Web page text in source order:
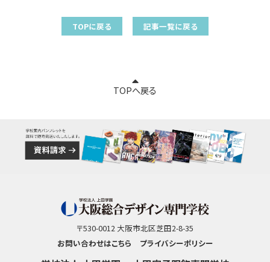
TOPに戻る 記事一覧に戻る
TOPへ戻る
〒530-0012 大阪市北区芝田2-8-35
お問い合わせはこちら
プライバシーポリシー